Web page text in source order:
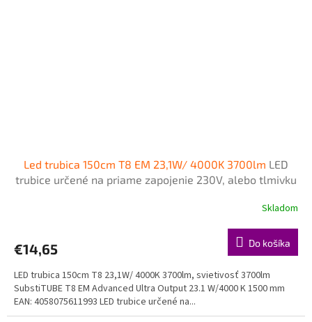
Led trubica 150cm T8 EM 23,1W/ 4000K 3700lm LED
trubice určené na priame zapojenie 230V, alebo tlmivku
Skladom
€14,65 Do košíka
LED trubica 150cm T8 23,1W/ 4000K 3700lm, svietivosť 3700lm
SubstiTUBE T8 EM Advanced Ultra Output 23.1 W/4000 K 1500 mm
EAN: 4058075611993 LED trubice určené na...